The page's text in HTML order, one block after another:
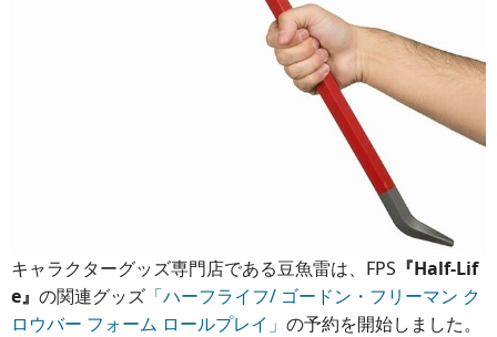
キャラクターグッズ専門店である豆魚雷は、FPS 『Half-Lif
e』 の関連グッズ 「ハーフライフ/ ゴードン・フリーマン ク
ロウバー フォーム ロールプレイ」 の予約を開始しました。